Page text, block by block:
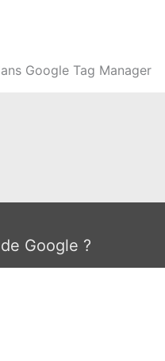
Google Tag Manager
Google ?